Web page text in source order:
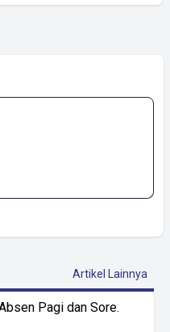
Artikel Lainnya
Pagi dan Sore.